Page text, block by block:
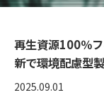
再生資源100％
新で環境配慮型
2025.09.01